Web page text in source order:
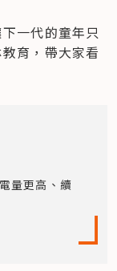
一代的童年只
育，帶大家看
量更高、續